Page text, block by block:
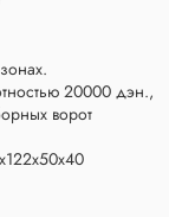
20000 дэн.,
ворот